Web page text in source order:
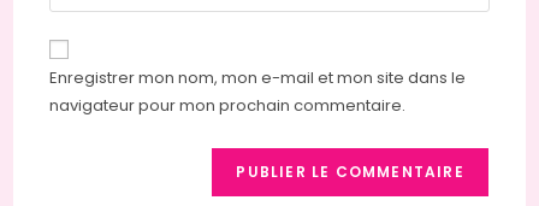
Enregistrer mon nom, mon e-mail et mon site dans le
navigateur pour mon prochain commentaire.